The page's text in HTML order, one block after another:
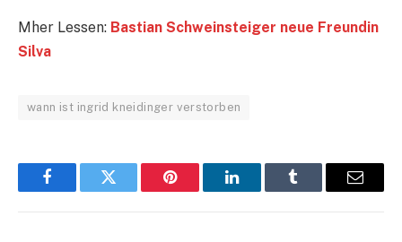
Mher Lessen: Bastian Schweinsteiger neue Freundin
Silva
wann ist ingrid kneidinger verstorben
FacebookTwitter Pinterest LinkedInTumblr Email